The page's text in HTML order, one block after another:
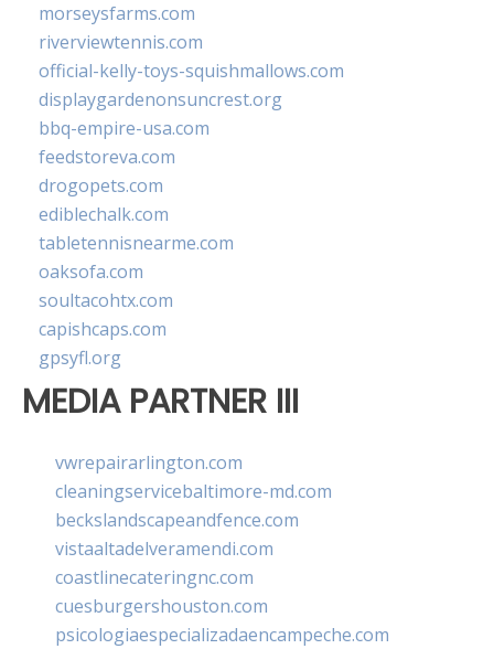
morseysfarms.com
riverviewtennis.com
official-kelly-toys-squishmallows.com
displaygardenonsuncrest.org
bbq-empire-usa.com
feedstoreva.com
drogopets.com
ediblechalk.com
tabletennisnearme.com
oaksofa.com
soultacohtx.com
capishcaps.com
gpsyfl.org
MEDIA PARTNER III
vwrepairarlington.com
cleaningservicebaltimore-md.com
beckslandscapeandfence.com
vistaaltadelveramendi.com
coastlinecateringnc.com
cuesburgershouston.com
psicologiaespecializadaencampeche.com